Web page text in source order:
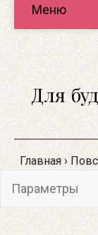
Меню
Для
Главная
Параметры